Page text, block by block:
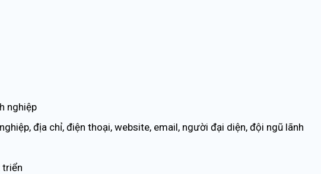
nghiệp
địa chỉ, điện thoại, website, email, người đại diện, đội ngũ lãnh
triển